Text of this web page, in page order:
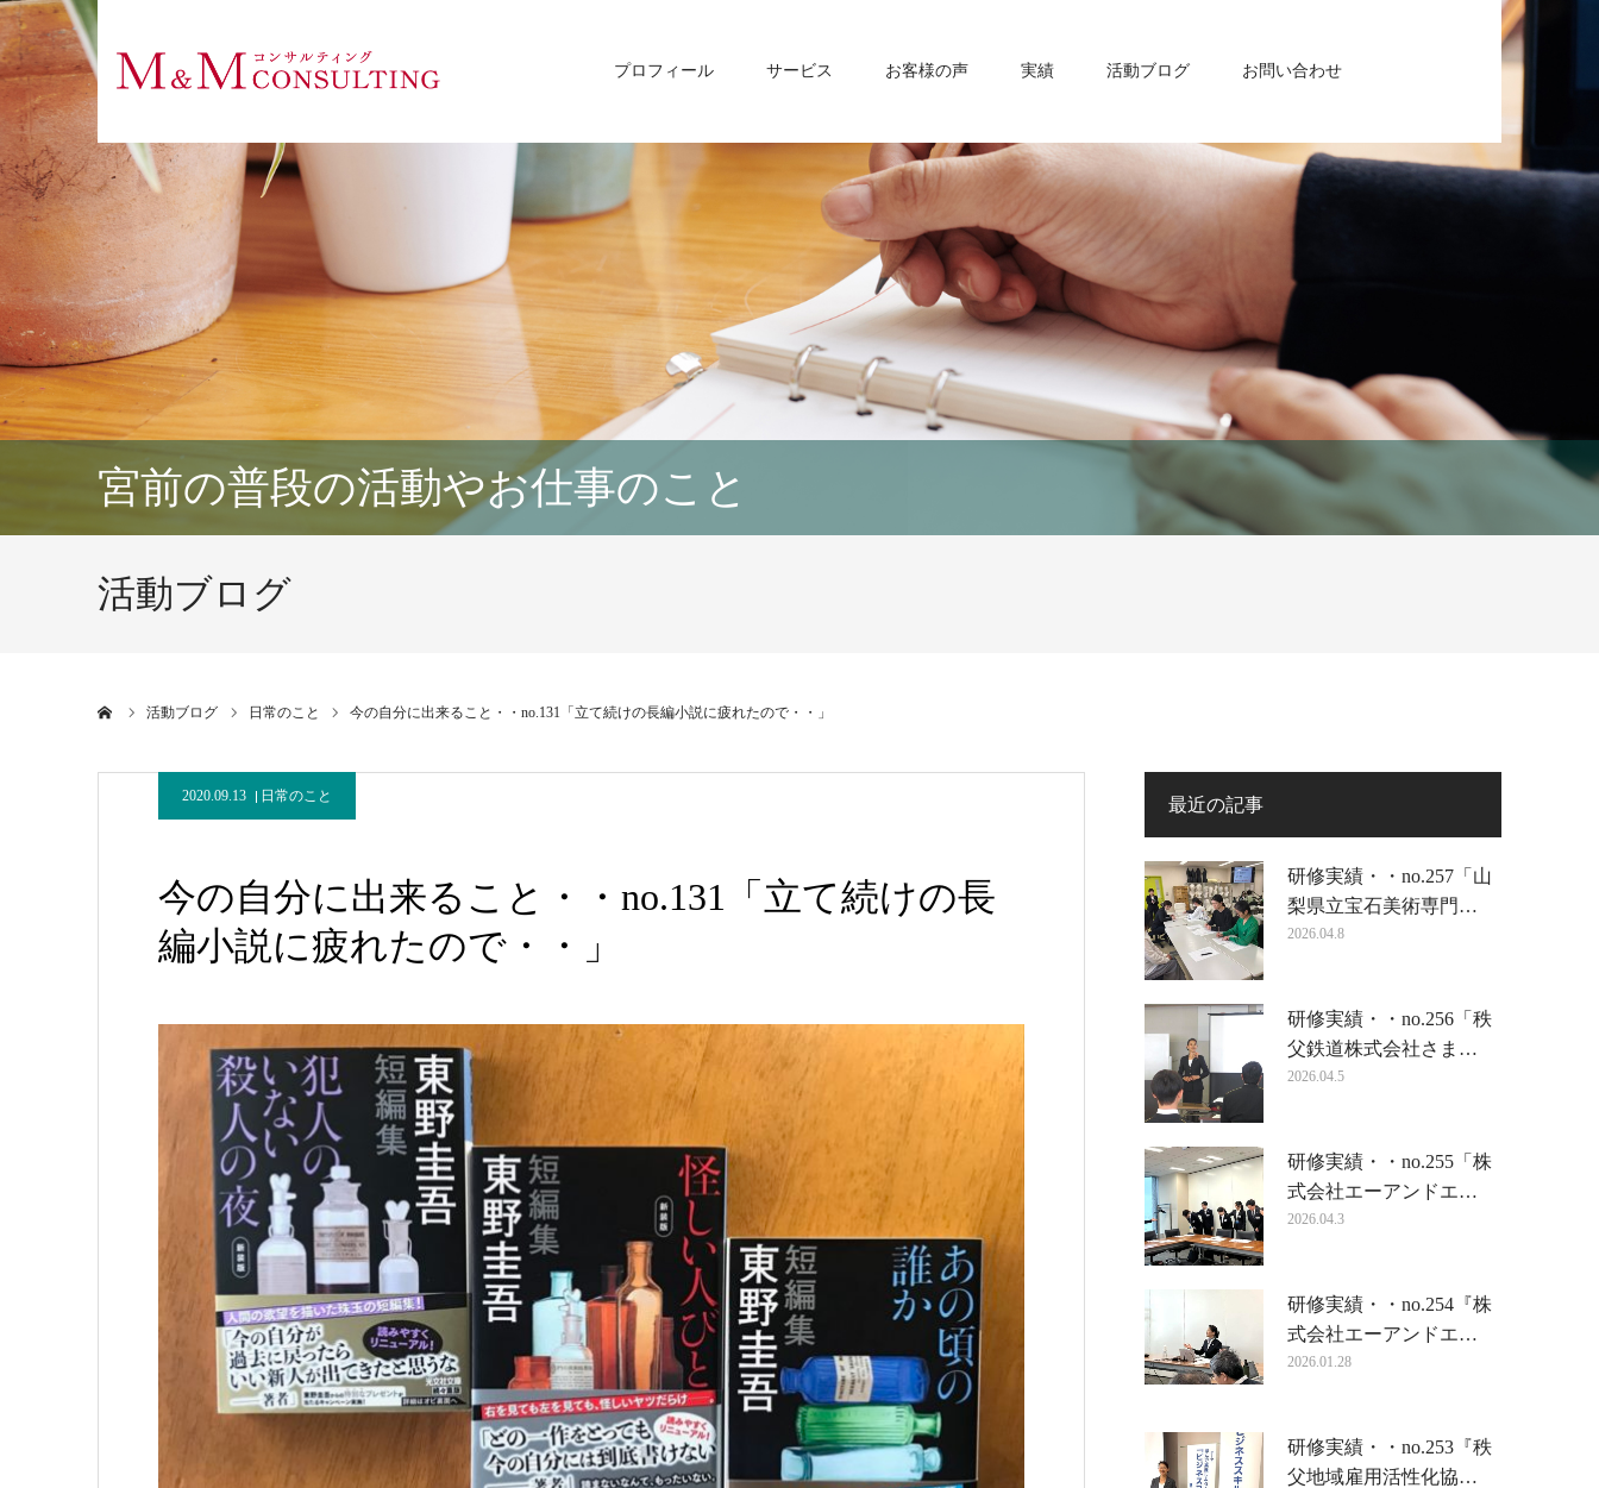
プロフィール サービス お客様の声 実績 活動ブログ お問い合わせ
宮前の普段の活動やお仕事のこと
活動ブログ
活動ブログ 日常のこと 今の自分に出来ること・・no.131「立て続けの長編小説に疲れたので・・」
2020.09.13 日常のこと
今の自分に出来ること・・no.131「立て続けの長
編小説に疲れたので・・」
最近の記事
研修実績・・no.257「山
梨県立宝石美術専門…
2026.04.8
研修実績・・no.256「秩
父鉄道株式会社さま…
2026.04.5
研修実績・・no.255「株
式会社エーアンドエ…
2026.04.3
研修実績・・no.254『株
式会社エーアンドエ…
2026.01.28
研修実績・・no.253『秩
父地域雇用活性化協…